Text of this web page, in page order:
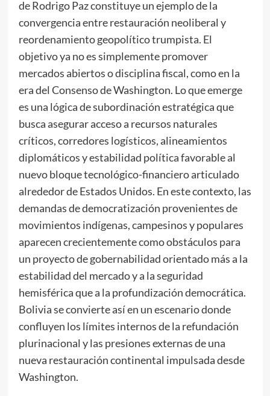
de Rodrigo Paz constituye un ejemplo de la
convergencia entre restauración neoliberal y
reordenamiento geopolítico trumpista. El
objetivo ya no es simplemente promover
mercados abiertos o disciplina fiscal, como en la
era del Consenso de Washington. Lo que emerge
es una lógica de subordinación estratégica que
busca asegurar acceso a recursos naturales
críticos, corredores logísticos, alineamientos
diplomáticos y estabilidad política favorable al
nuevo bloque tecnológico-financiero articulado
alrededor de Estados Unidos. En este contexto, las
demandas de democratización provenientes de
movimientos indígenas, campesinos y populares
aparecen crecientemente como obstáculos para
un proyecto de gobernabilidad orientado más a la
estabilidad del mercado y a la seguridad
hemisférica que a la profundización democrática.
Bolivia se convierte así en un escenario donde
confluyen los límites internos de la refundación
plurinacional y las presiones externas de una
nueva restauración continental impulsada desde
Washington.